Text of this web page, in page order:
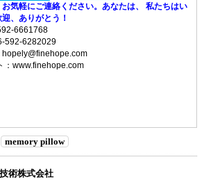
気軽にご連絡ください。あなたは、 私たちはい
、ありがとう！
6661768
592-6282029
hopely@finehope.com
：www.finehope.com
memory pillow
術株式会社